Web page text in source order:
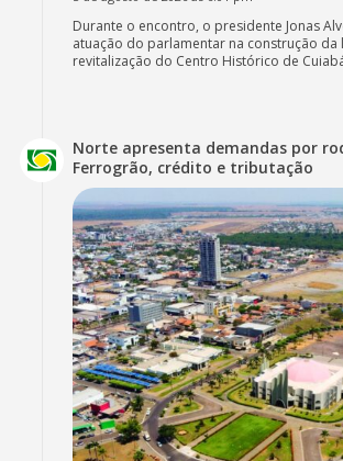
Durante o encontro, o presidente Jonas
atuação do parlamentar na construção da
revitalização do Centro Histórico de
Norte apresenta demandas por
Ferrogrão, crédito e tributação